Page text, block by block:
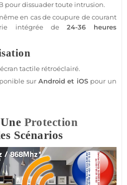
pour dissuader toute intrusion.
en cas de coupure de courant
intégrée de 24-36 heures
écran tactile rétroéclairé.
sur Android et iOS pour un
Protection
Scénarios